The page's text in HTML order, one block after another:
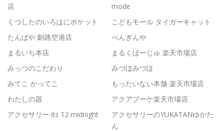
店
mode
くつしたのいろはにポケット
こどもモール タイガーキャット
たんばや 釧路空港店
ぺんぎんや
まるいち本店
まるくぱーじゅ 楽天市場店
みっつのこだわり
みづほみづほ
みてこ かってこ
もったいない本舗 楽天市場店
わたしの器
アクアブーケ楽天市場店
アクセサリー its 12 midnight
アクセサリーのYUKATANゆかた
ん